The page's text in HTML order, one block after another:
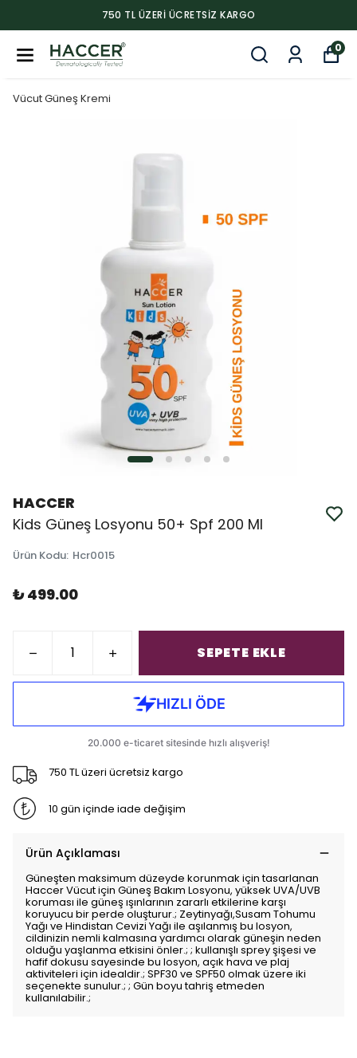
750 TL ÜZERI ÜCRETSIZ KARGO
0
Vücut Güneş Kremi
HACCER
Kids Güneş Losyonu 50+ Spf 200 Ml
Ürün Kodu: Hcr0015
₺ 499.00
SEPETE EKLE
750 TL üzeri ücretsiz kargo
10 gün içinde iade değişim
Ürün Açıklaması
Güneşten maksimum düzeyde korunmak için tasarlanan
Haccer Vücut için Güneş Bakım Losyonu, yüksek UVA/UVB
koruması ile güneş ışınlarının zararlı etkilerine karşı
koruyucu bir perde oluşturur.; Zeytinyağı,Susam Tohumu
Yağı ve Hindistan Cevizi Yağı ile aşılanmış bu losyon,
cildinizin nemli kalmasına yardımcı olarak güneşin neden
olduğu yaşlanma etkisini önler.; ; kullanışlı sprey şişesi ve
hafif dokusu sayesinde bu losyon, açık hava ve plaj
aktiviteleri için idealdir.; SPF30 ve SPF50 olmak üzere iki
seçenekte sunulur.; ; Gün boyu tahriş etmeden
kullanılabilir.;